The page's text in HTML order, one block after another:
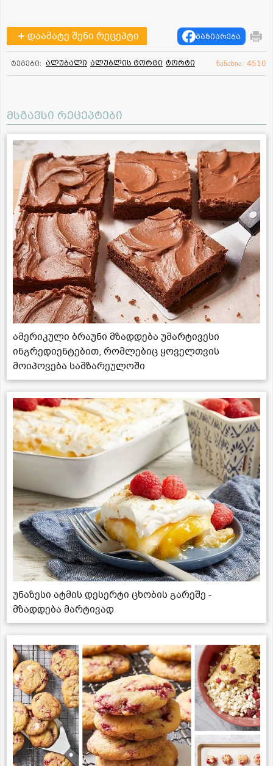
დაამატე შენი რეცეპტი გაზიარება
ტეგები: ალუბალი ალუბლის ტორტი ტორტი ნანახია: 4510
მსგავსი რეცეპტები
ამერიკული ბრაუნი მზადდება უმარტივესი
ინგრედიენტებით, რომლებიც ყოველთვის
მოიპოვება სამზარეულოში
უნაზესი ატმის დესერტი ცხობის გარეშე -
მზადდება მარტივად